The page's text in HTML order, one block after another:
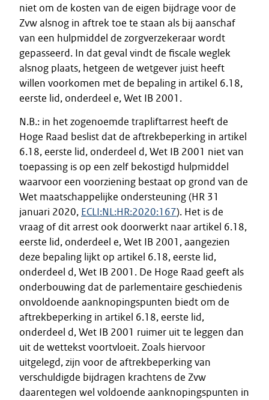
niet om de kosten van de eigen bijdrage voor de
Zvw alsnog in aftrek toe te staan als bij aanschaf
van een hulpmiddel de zorgverzekeraar wordt
gepasseerd. In dat geval vindt de fiscale weglek
alsnog plaats, hetgeen de wetgever juist heeft
willen voorkomen met de bepaling in artikel 6.18,
eerste lid, onderdeel e, Wet IB 2001.
N.B.: in het zogenoemde trapliftarrest heeft de
Hoge Raad beslist dat de aftrekbeperking in artikel
6.18, eerste lid, onderdeel d, Wet IB 2001 niet van
toepassing is op een zelf bekostigd hulpmiddel
waarvoor een voorziening bestaat op grond van de
Wet maatschappelijke ondersteuning (HR 31
januari 2020, ECLI:NL:HR:2020:167). Het is de
vraag of dit arrest ook doorwerkt naar artikel 6.18,
eerste lid, onderdeel e, Wet IB 2001, aangezien
deze bepaling lijkt op artikel 6.18, eerste lid,
onderdeel d, Wet IB 2001. De Hoge Raad geeft als
onderbouwing dat de parlementaire geschiedenis
onvoldoende aanknopingspunten biedt om de
aftrekbeperking in artikel 6.18, eerste lid,
onderdeel d, Wet IB 2001 ruimer uit te leggen dan
uit de wettekst voortvloeit. Zoals hiervoor
uitgelegd, zijn voor de aftrekbeperking van
verschuldigde bijdragen krachtens de Zvw
daarentegen wel voldoende aanknopingspunten in